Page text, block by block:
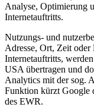
Analyse, Optimierung
Internetauftritts.
Nutzungs- und
Adresse, Ort, Zeit oder
Internetauftritts,
USA übertragen und
Analytics mit der sog.
Funktion kürzt Google
des EWR.